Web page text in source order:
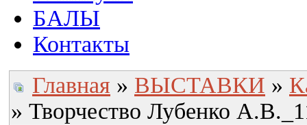
БАЛЫ
Контакты
Главная » ВЫСТАВКИ »
» Творчество Лубенко